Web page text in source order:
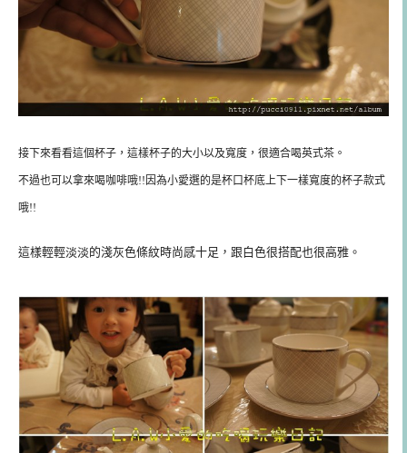
接下來看看這個杯子，這樣杯子的大小以及寬度，很適合喝英式茶。
不過也可以拿來喝咖啡哦!!因為小愛選的是杯口杯底上下一樣寬度的杯子款式
哦!!
這樣輕輕淡淡的淺灰色條紋時尚感十足，跟白色很搭配也很高雅。